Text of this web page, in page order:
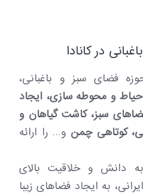
در کانادا
فضای سبز و باغبانی،
و محوطه سازی، ایجاد
سبز، کاشت گیاهان و
کوتاهی چمن و… را ارائه
دانش و خلاقیت بالای
به ایجاد فضاهای زیبا